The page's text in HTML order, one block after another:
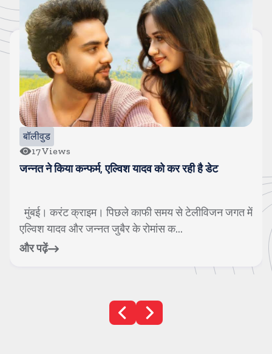
बॉलीवुड
53Views
माधवन का बेटा ले रहा स्वीमिंग ट्रेनिंग, एशियाई खेलों में लेगा भाग
नई दिल्ली। करंट क्राइम। आर माधवन ने कोरोना के दौरान
बेटे के करियर के लिए दुबई शिफ्ट होने का फ...
और पढ़ें